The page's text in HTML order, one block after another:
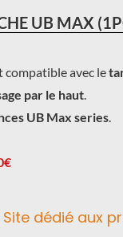
UB MAX
compatible avec le
par le haut.
UB Max series.
Site dédié aux